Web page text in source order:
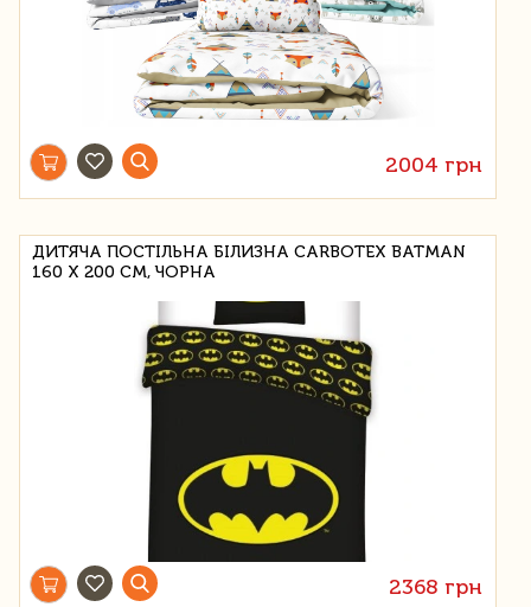
2004 грн
ДИТЯЧА ПОСТІЛЬНА БІЛИЗНА CARBOTEX BATMAN
160 Х 200 СМ, ЧОРНА
2368 грн